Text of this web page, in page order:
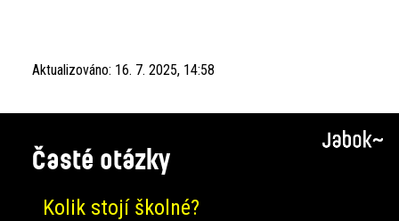
Aktualizováno: 16. 7. 2025, 14:58
Časté otázky
Kolik stojí školné?